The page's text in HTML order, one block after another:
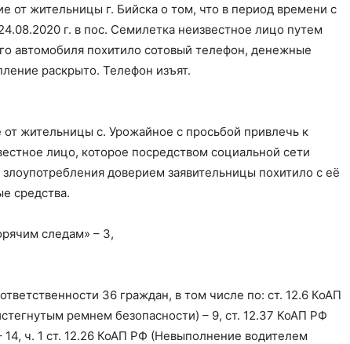
от жительницы г. Бийска о том, что в период времени с
г. в пос. Семилетка неизвестное лицо путем
автомобиля похитило сотовый телефон, денежные
раскрыто. Телефон изъят.
от жительницы с. Урожайное с просьбой привлечь к
лицо, которое посредством социальной сети
доверием заявительницы похитило с её
средства.
следам» – 3,
36 граждан, в том числе по: ст. 12.6 КоАП
ремнем безопасности) – 9, ст. 12.37 КоАП РФ
ч. 1 ст. 12.26 КоАП РФ (Невыполнение водителем